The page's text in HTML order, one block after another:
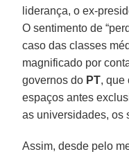
liderança, o ex-
O sentimento de
caso das classes
magnificado por
governos do PT, que
espaços antes
as universidades, os
Assim, desde pelo